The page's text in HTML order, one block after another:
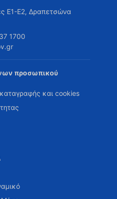
Ε1-Ε2, Δραπετσώνα
1700
προσωπικού
καταγραφής και cookies